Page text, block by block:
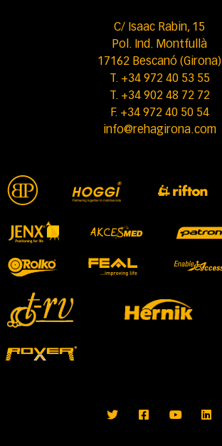
C/ Isaac Rabin, 15
Pol. Ind. Montfullà
17162 Bescanó (Girona)
T. +34 972 40 53 55
T. +34 902 48 72 72
F. +34 972 40 50 54
info@rehagirona.com